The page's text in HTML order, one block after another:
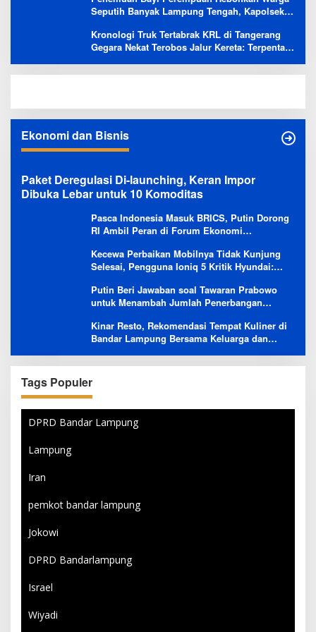
Seputih Banyak Lampung Tengah, Kapolsek:
Kronologi Truk Tertabrak KRL di Tangerang
Gegara Nekat Terobos Jalur Kereta: Terpental,
Ekonomi dan Bisnis
Paket Deregulasi Di-launching, Keran Impor
Dibuka Lebar untuk 10 Komoditas
Pasca Indonesia Masuk BRICS, Putin Dorong
RI Ambil Peran di Forum Ekonomi
Kecewa Perbaikan Mobilnya Tidak Kunjung
Selesai, Pengguna Ioniq 5 Kritik Hyundai:
Sales
Putin Beri Jawaban soal Tawaran Prabowo
untuk Menambah Jumlah Penerbangan
Kinar Resto, Rekomendasi Tempat Kuliner di
Bandar Lampung Bersama Keluarga dan
Tags Populer
DPRD Bandar Lampung
Lampung
Iran
pemkot bandar lampung
Jokowi
DPRD Bandarlampung
Israel
Wiyadi